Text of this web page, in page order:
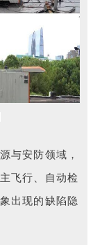
与安防领域，
飞行、自动检
出现的缺陷隐